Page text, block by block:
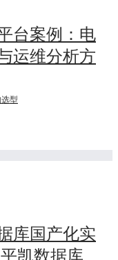
台案例：电
运维分析方
型
库国产化实
凯数据库